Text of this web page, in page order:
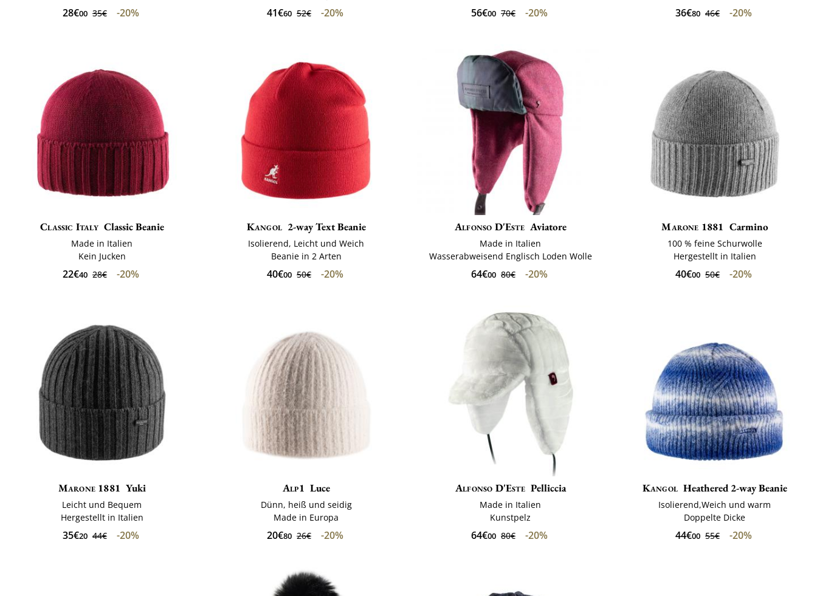
28€00 35€ -20% 41€60 52€ -20% 56€00 70€ -20% 36€80 46€ -20%
Classic Italy Classic Beanie
Made in Italien
Kein Jucken
22€40 28€ -20%
Kangol 2-way Text Beanie
Isolierend, Leicht und Weich
Beanie in 2 Arten
40€00 50€ -20%
Alfonso D'Este Aviatore
Made in Italien
Wasserabweisend Englisch Loden Wolle
64€00 80€ -20%
Marone 1881 Carmino
100 % feine Schurwolle
Hergestellt in Italien
40€00 50€ -20%
Marone 1881 Yuki
Leicht und Bequem
Hergestellt in Italien
35€20 44€ -20%
Alp1 Luce
Dünn, heiß und seidig
Made in Europa
20€80 26€ -20%
Alfonso D'Este Pelliccia
Made in Italien
Kunstpelz
64€00 80€ -20%
Kangol Heathered 2-way Beanie
Isolierend,Weich und warm
Doppelte Dicke
44€00 55€ -20%